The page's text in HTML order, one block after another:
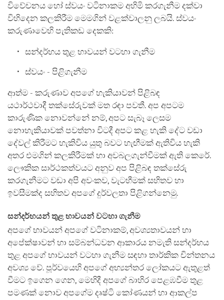
විවේචනය හෝ ස්වයං වටිනාකම අහිමි කරගැනීම දක්වා
විහිදෙන කලකිරීම මෙමගින් වළක්වාලනු ලබයි. ස්වයං
කරුණාවෙහි පැතිකඩ දෙකකි:
සන්දර්භය තුළ භාවයන් වටහා ගැනීම
ස්වයං - පිළිගැනීම
ආත්ම - කරුණාව අපගේ හැකියාවන් පිළිබඳ
යථාර්ථවාදී තක්සේරුවක් මත රඳා පවතී. අප අපටම
කාරුණික නොවන්නේ නම්, අපට සැබෑ ලෙසම
නොහැකියාවක් පවත්නා විටදී අපට කළ හැකි දේට වඩා
දේවල් කිරීමට හැකිවිය යුතු බවට හැඟීමක් ඇතිවිය හැකි
අතර එමගින් කලකිරීමක් හා අවබලගැන්වීමක් ඇති කෙරේ.
ලෞකික සාර්ථකත්වයට අනුව අප පිළිබඳ තක්සේරු
කරගැනීමට වඩා අපි අවංකව, වැටහීමක් සහිතව හා
ඉවසීමක්ද සහිතව අපගේ දුර්වලතා පිළිගන්නෙමු.
සන්දර්භයන් තුළ භාවයන් වටහා ගැනීම
අපගේ භාවයන් අපගේ වටිනාකම්, අවශ්‍යතාවයන් හා
අපේක්ෂාවන් හා සම්බන්ධවන ආකාරය නමැති සන්දර්භය
තුළ අපගේ භාවයන් වටහා ගැනීම සඳහා තාර්කික චින්තනය
අවශ්‍ය වේ. පූර්වයෙහි අපගේ අභ්‍යන්තර ලෝකයට ඇතුළත්
වීමට ඉගෙන ගෙන, මෙහිදී අපගේ බාහිර පෙළඹවීම තුළ
පමණක් නොව අපගේම දෘෂ්ටි කෝණයන් හා ආකල්ප